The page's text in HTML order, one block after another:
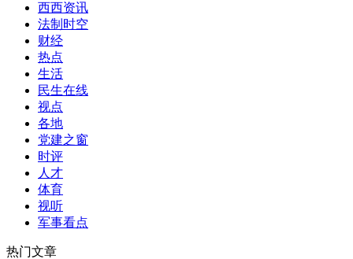
西西资讯
法制时空
财经
热点
生活
民生在线
视点
各地
党建之窗
时评
人才
体育
视听
军事看点
热门文章